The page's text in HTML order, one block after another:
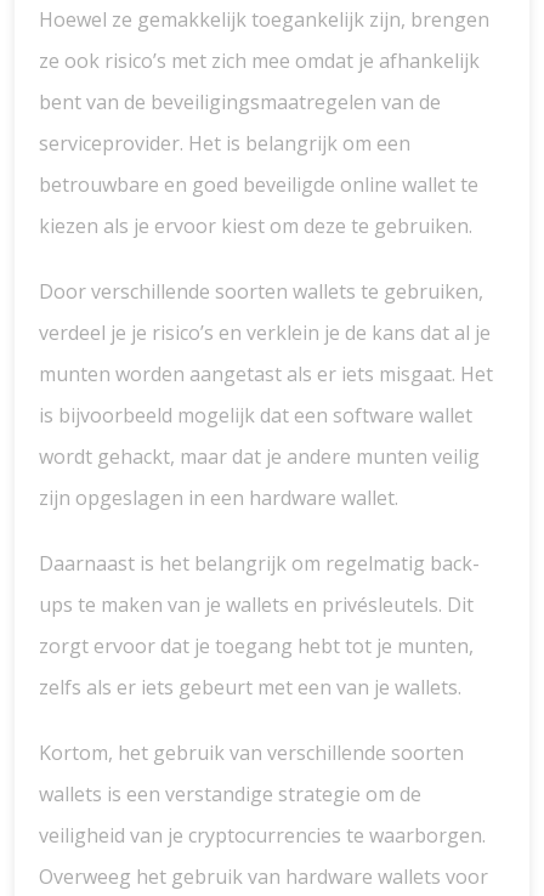
Hoewel ze gemakkelijk toegankelijk zijn, brengen
ze ook risico’s met zich mee omdat je afhankelijk
bent van de beveiligingsmaatregelen van de
serviceprovider. Het is belangrijk om een
betrouwbare en goed beveiligde online wallet te
kiezen als je ervoor kiest om deze te gebruiken.
Door verschillende soorten wallets te gebruiken,
verdeel je je risico’s en verklein je de kans dat al je
munten worden aangetast als er iets misgaat. Het
is bijvoorbeeld mogelijk dat een software wallet
wordt gehackt, maar dat je andere munten veilig
zijn opgeslagen in een hardware wallet.
Daarnaast is het belangrijk om regelmatig back-
ups te maken van je wallets en privésleutels. Dit
zorgt ervoor dat je toegang hebt tot je munten,
zelfs als er iets gebeurt met een van je wallets.
Kortom, het gebruik van verschillende soorten
wallets is een verstandige strategie om de
veiligheid van je cryptocurrencies te waarborgen.
Overweeg het gebruik van hardware wallets voor